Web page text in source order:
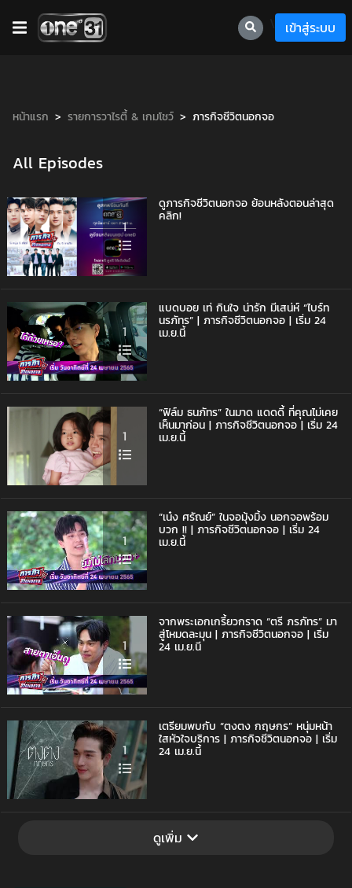
เข้าสู่ระบบ
หน้าแรก รายการวาไรตี้ & เกมโชว์ ภารกิจชีวิตนอกจอ
All Episodes
1
ดูภารกิจชีวิตนอกจอ ย้อนหลังตอนล่าสุด
คลิก!
1
แบดบอย เท่ กินใจ น่ารัก มีเสน่ห์ “ไบร์ท
นรภัทร” | ภารกิจชีวิตนอกจอ | เริ่ม 24
เม.ย.นี้
1
“ฟิล์ม ธนภัทร” ในมาด แดดดี้ ที่คุณไม่เคย
เห็นมาก่อน | ภารกิจชีวิตนอกจอ | เริ่ม 24
เม.ย.นี้
1
“เน๋ง ศรัณย์” ในจอมุ้งมิ้ง นอกจอพร้อม
บวก !! | ภารกิจชีวิตนอกจอ | เริ่ม 24
เม.ย.นี้
1
จากพระเอกเกรี้ยวกราด “ตรี ภรภัทร” มา
สู่โหมดละมุน | ภารกิจชีวิตนอกจอ | เริ่ม
24 เม.ย.นี
1
เตรียมพบกับ “ตงตง กฤษกร” หนุ่มหน้า
ใสหัวใจบริการ | ภารกิจชีวิตนอกจอ | เริ่ม
24 เม.ย.นี้
ดูเพิ่ม